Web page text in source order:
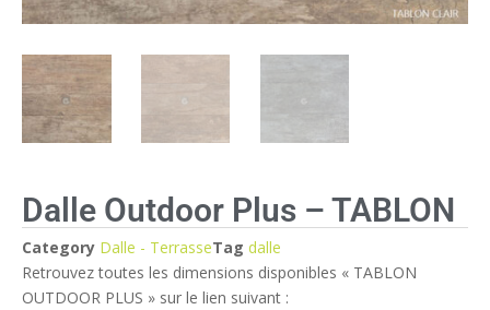
Dalle Outdoor Plus – TABLON
Category Dalle - TerrasseTag dalle
Retrouvez toutes les dimensions disponibles « TABLON
OUTDOOR PLUS » sur le lien suivant :